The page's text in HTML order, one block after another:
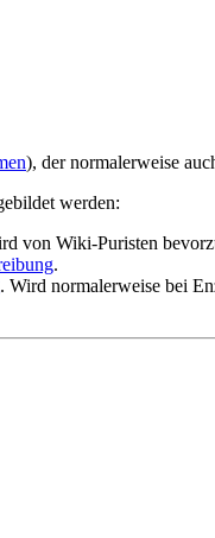
), der normalerweise
werden:
von Wiki-Puristen
.
. Wird normalerweise bei